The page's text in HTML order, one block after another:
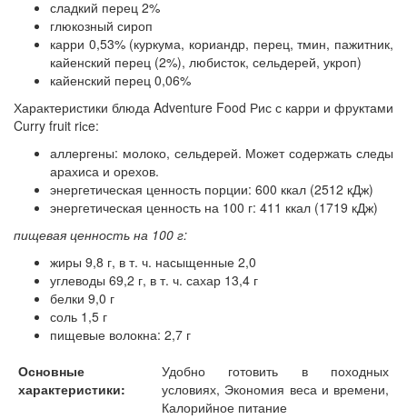
сладкий перец 2%
глюкозный сироп
карри 0,53% (куркума, кориандр, перец, тмин, пажитник,
кайенский перец (2%), любисток, сельдерей, укроп)
кайенский перец 0,06%
Характеристики блюда Adventure Food Рис с карри и фруктами
Curry fruit riсe:
аллергены: молоко, сельдерей. Может содержать следы
арахиса и орехов.
энергетическая ценность порции: 600 ккал (2512 кДж)
энергетическая ценность на 100 г: 411 ккал (1719 кДж)
пищевая ценность на 100 г:
жиры 9,8 г, в т. ч. насыщенные 2,0
углеводы 69,2 г, в т. ч. сахар 13,4 г
белки 9,0 г
соль 1,5 г
пищевые волокна: 2,7 г
Основные
характеристики:
Удобно готовить в походных
условиях, Экономия веса и времени,
Калорийное питание